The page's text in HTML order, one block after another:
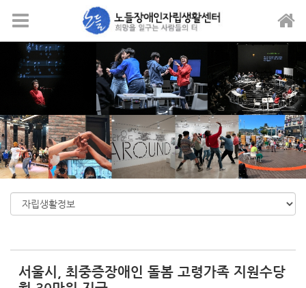
메뉴 건너뛰기
서울시, 최중증장애인 돌봄 고령가족 지원수당